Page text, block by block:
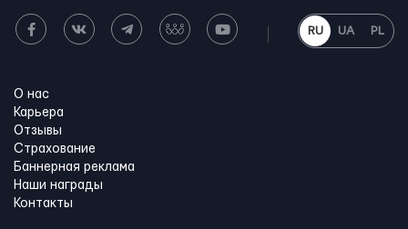
RU UA PL
О нас
Карьера
Отзывы
Страхование
Баннерная реклама
Наши награды
Контакты